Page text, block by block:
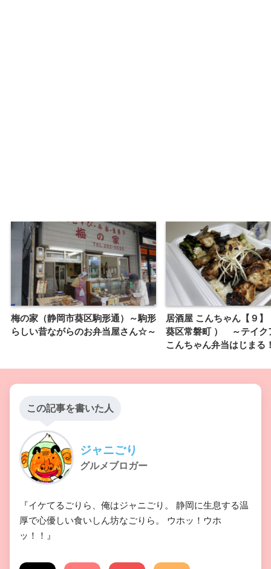
梅の家（静岡市葵区駒形通）～駒形
らしい昔ながらのお弁当屋さん☆～
居酒屋 こんちゃん【９】
葵区常磐町 ） ～テイク
こんちゃん弁当はじまる
この記事を書いた人
ジャニごり
グルメブロガー
『イケてるごりら、俺はジャニごり。 静岡に生息する温
厚で心優しい食いしん坊なごりら。 ウホッ！ウホ
ッ！！』